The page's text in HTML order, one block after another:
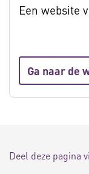
Een website
Ga naar de
Deel deze pagina